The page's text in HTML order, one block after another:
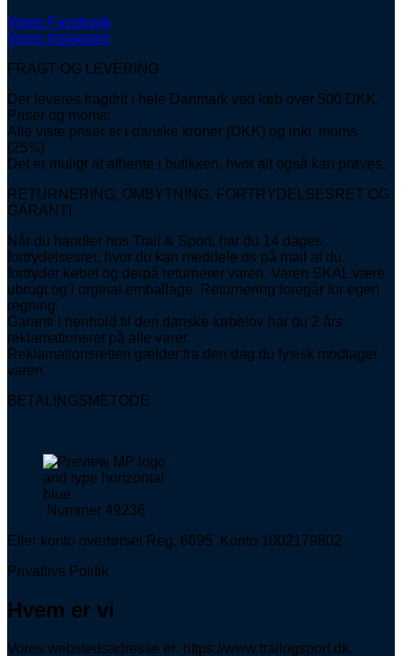
Vores Facebook
Vores Instagram
FRAGT OG LEVERING
Der leveres fragtfrit i hele Danmark ved køb over 500 DKK.
Priser og moms:
Alle viste priser er i danske kroner (DKK) og inkl. moms
(25%)
Det er muligt at afhente i butikken, hvor alt også kan prøves.
RETURNERING, OMBYTNING, FORTRYDELSESRET OG
GARANTI
Når du handler hos Trail & Sport, har du 14 dages
fortrydelsesret, hvor du kan meddele os på mail at du
fortryder købet og derpå returnerer varen. Varen SKAL være
ubrugt og i orginal emballage. Returnering foregår for egen
regning.
Garanti I henhold til den danske købelov har du 2 års
reklamationsret på alle varer.
Reklamationsretten gælder fra den dag du fysisk modtager
varen.
BETALINGSMETODE
Nummer 49236
Eller konto overførsel Reg. 6695 Konto 1002179802
Privatlivs Politik
Hvem er vi
Vores webstedsadresse er: https://www.trailogsport.dk.